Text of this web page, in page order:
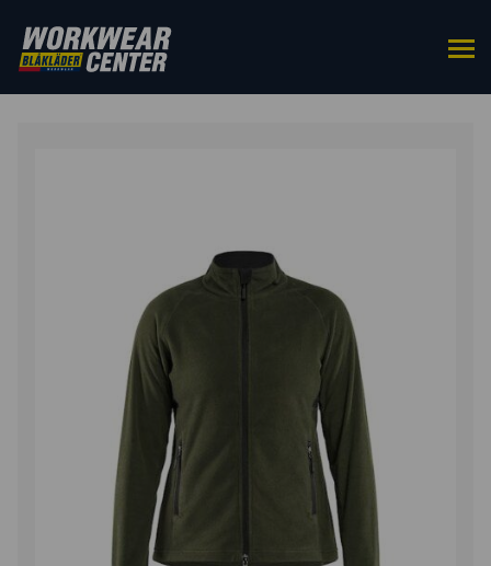
ETUSIVU/YLÄOSAT